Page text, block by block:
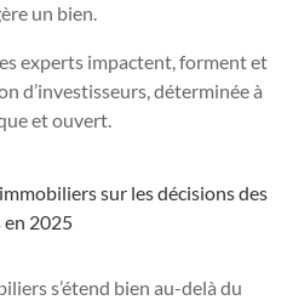
un bien.
experts impactent, forment et
d’investisseurs, déterminée à
et ouvert.
sur les décisions des
en 2025
s’étend bien au-delà du